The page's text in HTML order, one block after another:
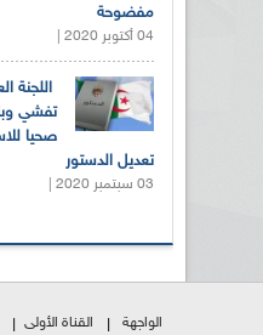
مفضوحة
04 أكتوبر 2020 |
اللجنة
تفشي
صحيا
تعديل الدستور
03 سبتمبر 2020 |
الواجهة القناة الأولى